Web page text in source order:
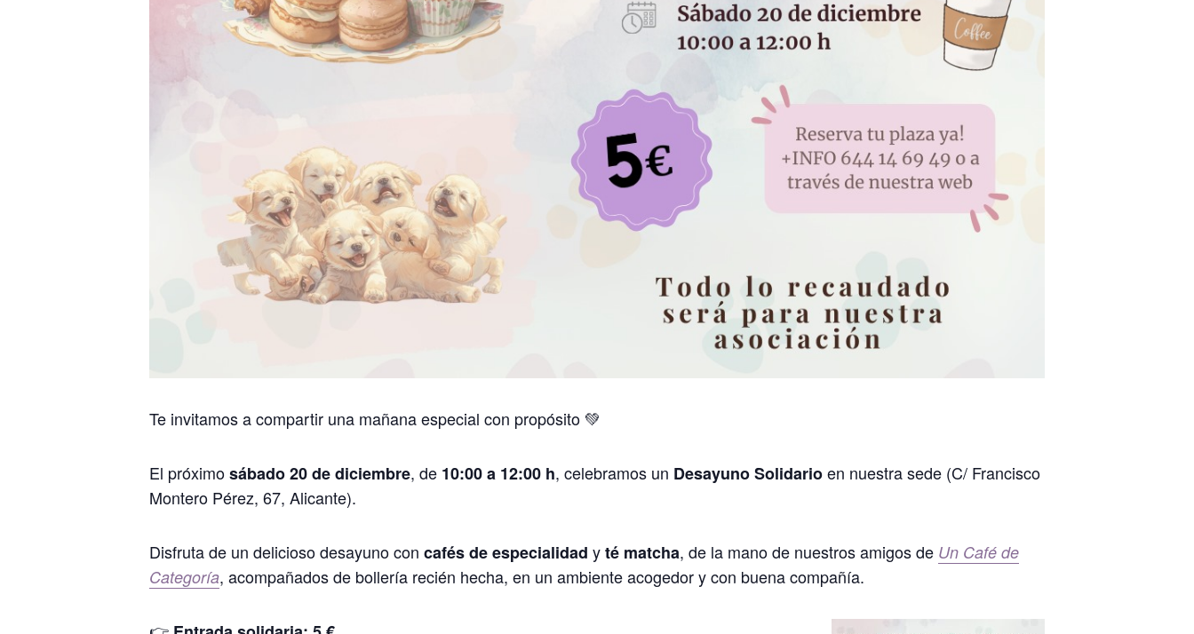
Te invitamos a compartir una mañana especial con propósito 💚
El próximosábado 20 de diciembre, de 10:00 a 12:00 h, celebramos un Desayuno Solidarioen nuestra sede (C/ Francisco
Montero Pérez, 67, Alicante).
Disfruta de un delicioso desayuno con cafés de especialidad yté matcha, de la mano de nuestros amigos de Un Café de
Categoría, acompañados de bollería recién hecha, en un ambiente acogedor y con buena compañía.